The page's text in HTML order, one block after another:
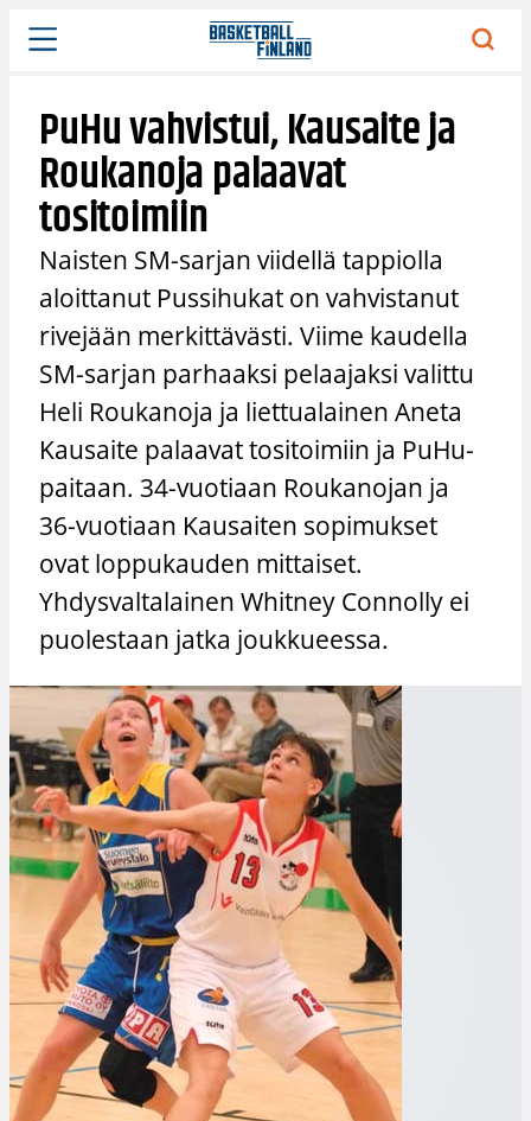
Siirry
sisältöön
PuHu vahvistui, Kausaite ja
Roukanoja palaavat
tositoimiin
Naisten SM-sarjan viidellä tappiolla
aloittanut Pussihukat on vahvistanut
rivejään merkittävästi. Viime kaudella
SM-sarjan parhaaksi pelaajaksi valittu
Heli Roukanoja ja liettualainen Aneta
Kausaite palaavat tositoimiin ja PuHu-
paitaan. 34-vuotiaan Roukanojan ja
36-vuotiaan Kausaiten sopimukset
ovat loppukauden mittaiset.
Yhdysvaltalainen Whitney Connolly ei
puolestaan jatka joukkueessa.